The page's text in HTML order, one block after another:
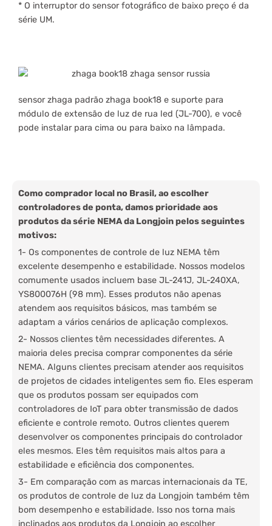
* O interruptor do sensor fotográfico de baixo preço é da
série UM.
sensor zhaga padrão zhaga book18 e suporte para
módulo de extensão de luz de rua led (JL-700), e você
pode instalar para cima ou para baixo na lâmpada.
Como comprador local no Brasil, ao escolher
controladores de ponta, damos prioridade aos
produtos da série NEMA da Longjoin pelos seguintes
motivos:
1- Os componentes de controle de luz NEMA têm
excelente desempenho e estabilidade. Nossos modelos
comumente usados ​​incluem base JL-241J, JL-240XA,
YS800076H (98 mm). Esses produtos não apenas
atendem aos requisitos básicos, mas também se
adaptam a vários cenários de aplicação complexos.
2- Nossos clientes têm necessidades diferentes. A
maioria deles precisa comprar componentes da série
NEMA. Alguns clientes precisam atender aos requisitos
de projetos de cidades inteligentes sem fio. Eles esperam
que os produtos possam ser equipados com
controladores de IoT para obter transmissão de dados
eficiente e controle remoto. Outros clientes querem
desenvolver os componentes principais do controlador
eles mesmos. Eles têm requisitos mais altos para a
estabilidade e eficiência dos componentes.
3- Em comparação com as marcas internacionais da TE,
os produtos de controle de luz da Longjoin também têm
bom desempenho e estabilidade. Isso nos torna mais
inclinados aos produtos da Longjoin ao escolher